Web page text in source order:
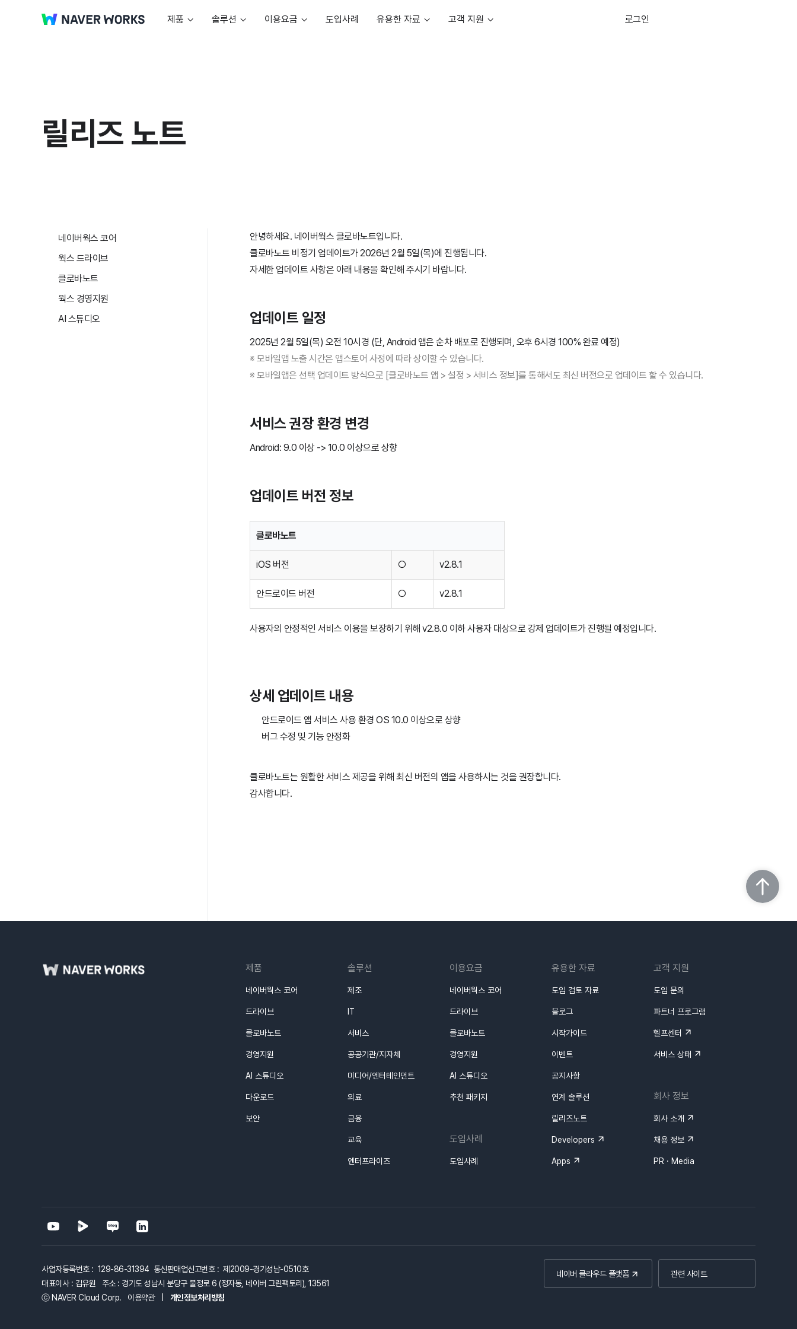
제품 솔루션 이용요금 도입사례 유용한 자료 고객 지원 로그인
릴리즈 노트
네이버웍스 코어
웍스 드라이브
클로바노트
웍스 경영지원
AI 스튜디오
안녕하세요. 네이버웍스 클로바노트입니다.
클로바노트 비정기 업데이트가 2026년 2월 5일(목)에 진행됩니다.
자세한 업데이트 사항은 아래 내용을 확인해 주시기 바랍니다.
업데이트 일정
2025년 2월 5일(목) 오전 10시경 (단, Android 앱은 순차 배포로 진행되며, 오후 6시경 100% 완료 예정)
※ 모바일앱 노출 시간은 앱스토어 사정에 따라 상이할 수 있습니다.
※ 모바일앱은 선택 업데이트 방식으로 [클로바노트 앱 > 설정 > 서비스 정보]를 통해서도 최신 버전으로 업데이트 할 수 있습니다.
서비스 권장 환경 변경
Android: 9.0 이상 -> 10.0 이상으로 상향
업데이트 버전 정보
클로바노트
iOS 버전 ○ v2.8.1
안드로이드 버전 ○ v2.8.1
사용자의 안정적인 서비스 이용을 보장하기 위해 v2.8.0 이하 사용자 대상으로 강제 업데이트가 진행될 예정입니다.
상세 업데이트 내용
안드로이드 앱 서비스 사용 환경 OS 10.0 이상으로 상향
버그 수정 및 기능 안정화
클로바노트는 원활한 서비스 제공을 위해 최신 버전의 앱을 사용하시는 것을 권장합니다.
감사합니다.
제품
네이버웍스 코어
드라이브
클로바노트
경영지원
AI 스튜디오
다운로드
보안
솔루션
제조
IT
서비스
공공기관/지자체
미디어/엔터테인먼트
의료
금융
교육
엔터프라이즈
이용요금
네이버웍스 코어
드라이브
클로바노트
경영지원
AI 스튜디오
추천 패키지
도입사례
도입사례
유용한 자료
도입 검토 자료
블로그
시작가이드
이벤트
공지사항
연계 솔루션
릴리즈노트
Developers
Apps
고객 지원
도입 문의
파트너 프로그램
헬프센터
서비스 상태
회사 정보
회사 소개
채용 정보
PR · Media
사업자등록번호 : 129-86-31394 통신판매업신고번호 : 제2009-경기성남-0510호
대표이사 : 김유원 주소 : 경기도 성남시 분당구 불정로 6 (정자동, 네이버 그린팩토리), 13561
ⓒ NAVER Cloud Corp. 이용약관| 개인정보처리방침
네이버 클라우드 플랫폼 관련 사이트